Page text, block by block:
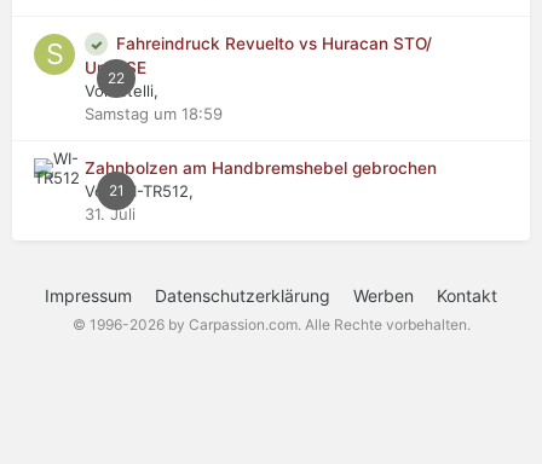
22
Fahreindruck Revuelto vs Huracan STO/
Urus SE
Von stelli,
Samstag um 18:59
21
Zahnbolzen am Handbremshebel gebrochen
Von WI-TR512,
31. Juli
Impressum Datenschutzerklärung Werben Kontakt
© 1996-2026 by Carpassion.com. Alle Rechte vorbehalten.